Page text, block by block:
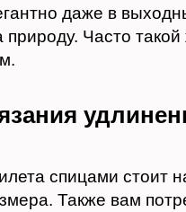
даже в
Часто такой
спицами стоит
Также вам